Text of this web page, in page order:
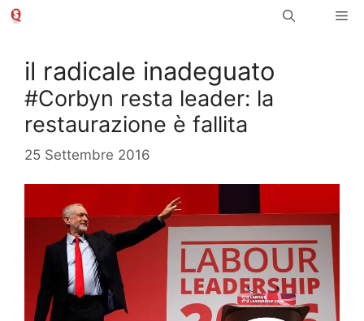
Vai
il radicale inadeguato
#Corbyn resta leader: la
restaurazione è fallita
25 Settembre 2016